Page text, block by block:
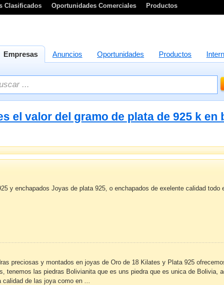
Clasificados Oportunidades Comerciales Productos
Empresas Anuncios Oportunidades Productos
el valor del gramo de plata de 925 k en
y enchapados Joyas de plata 925, o enchapados de exelente calidad todo
preciosas y montados en joyas de Oro de 18 Kilates y Plata 925
tenemos las piedras Bolivianita que es uns piedra que es unica de Bolivia,
calidad de las joya como en ...